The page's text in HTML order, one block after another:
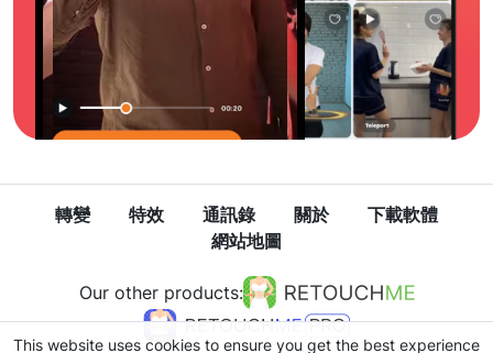
轉變 特效 通訊錄 關於
下載軟體
網站地圖
Our other products:
This website uses cookies to ensure you get the best experience